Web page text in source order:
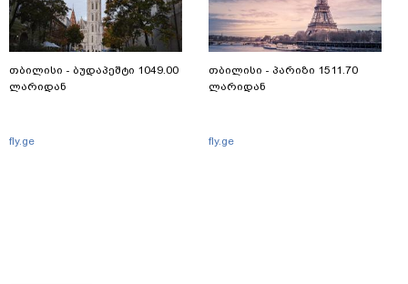
თბილისი - ბუდაპეშტი 1049.00
ლარიდან
fly.ge
თბილისი - პარიზი 1511.70
ლარიდან
fly.ge